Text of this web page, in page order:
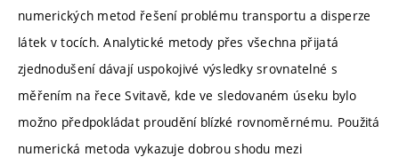
numerických metod řešení problému transportu a disperze
látek v tocích. Analytické metody přes všechna přijatá
zjednodušení dávají uspokojivé výsledky srovnatelné s
měřením na řece Svitavě, kde ve sledovaném úseku bylo
možno předpokládat proudění blízké rovnoměrnému. Použitá
numerická metoda vykazuje dobrou shodu mezi